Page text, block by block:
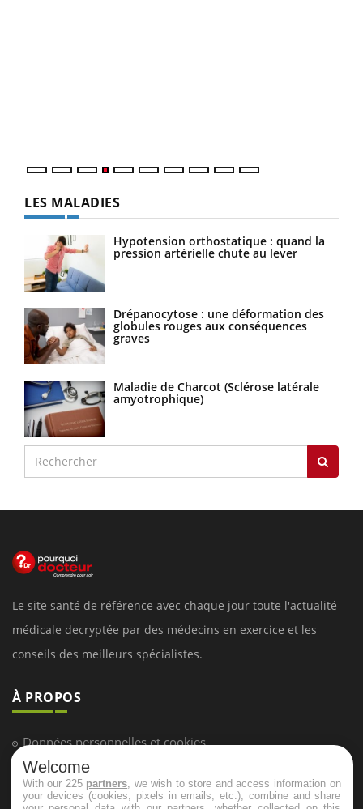
LES MALADIES
Hypotension orthostatique : quand la
pression artérielle chute au lever
Drépanocytose : une déformation des
globules rouges aux conséquences
graves
Maladie de Charcot (Sclérose latérale
amyotrophique)
Le site santé de référence avec chaque jour toute l'actualité
médicale decryptée par des médecins en exercice et les
conseils des meilleurs spécialistes.
À PROPOS
Données personnelles et cookies
Qui sommes-nous
Conditions d'utilisation
Welcome
With our 225 partners , we wish to store and access information on
your devices (cookies, pixels in emails, etc.), combine and share